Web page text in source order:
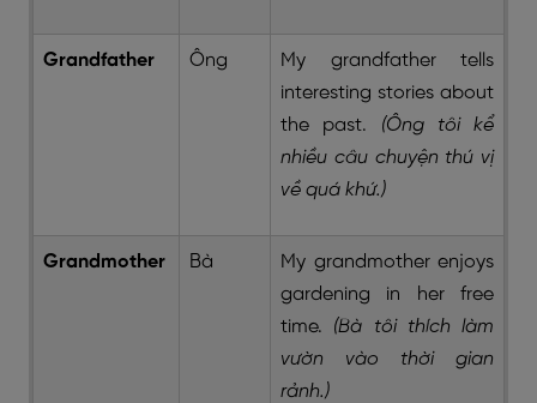
Grandfather Ông
My grandfather tells
interesting stories about
the past. (Ông tôi kể
nhiều câu chuyện thú vị
về quá khứ.)
Grandmother Bà
My grandmother enjoys
gardening in her free
time. (Bà tôi thích làm
vườn vào thời gian
rảnh.)